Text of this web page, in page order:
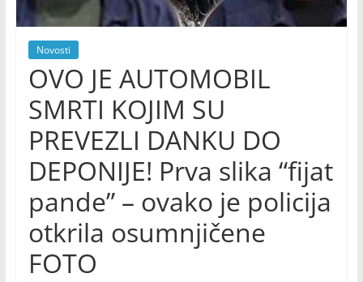
Novosti
OVO JE AUTOMOBIL
SMRTI KOJIM SU
PREVEZLI DANKU DO
DEPONIJE! Prva slika “fijat
pande” – ovako je policija
otkrila osumnjičene
FOTO